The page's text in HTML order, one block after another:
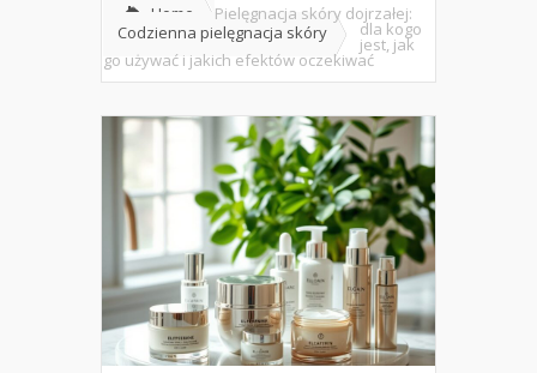
Home
Codzienna pielęgnacja skóry
Pielęgnacja skóry dojrzałej:
dla kogo
jest, jak
go używać i jakich efektów oczekiwać